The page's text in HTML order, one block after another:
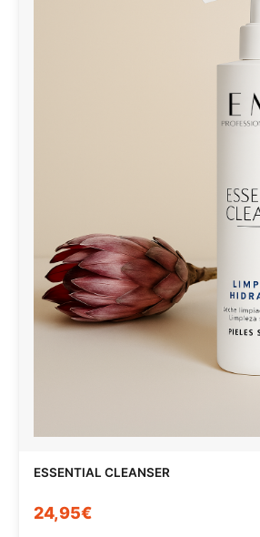
ESSENTIAL CLEANSER
24,95€